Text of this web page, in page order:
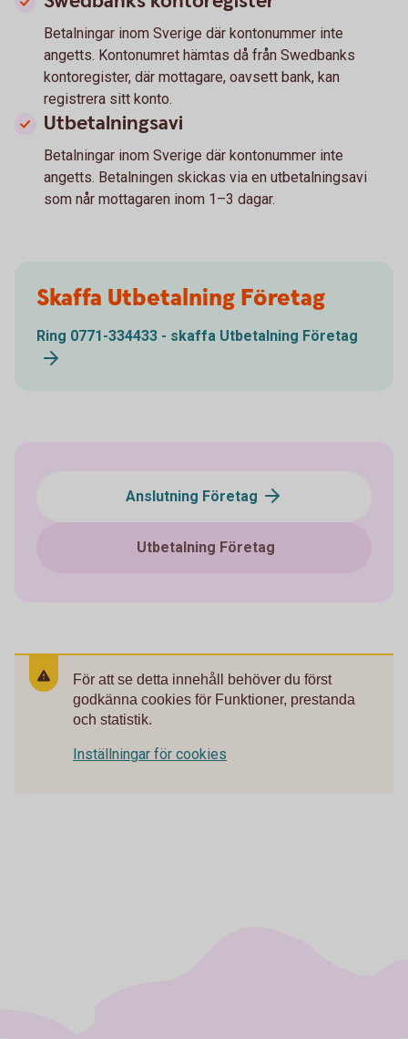
Betalningar inom Sverige där kontonummer inte
angetts. Kontonumret hämtas då från Swedbanks
kontoregister, där mottagare, oavsett bank, kan
registrera sitt konto.
Utbetalningsavi
Betalningar inom Sverige där kontonummer inte
angetts. Betalningen skickas via en utbetalningsavi
som når mottagaren inom 1–3 dagar.
Skaffa Utbetalning Företag
Ring 0771-334433 - skaffa Utbetalning Företag
Anslutning Företag
Utbetalning Företag
För att se detta innehåll behöver du först
godkänna cookies för Funktioner, prestanda
och statistik.
Inställningar för cookies